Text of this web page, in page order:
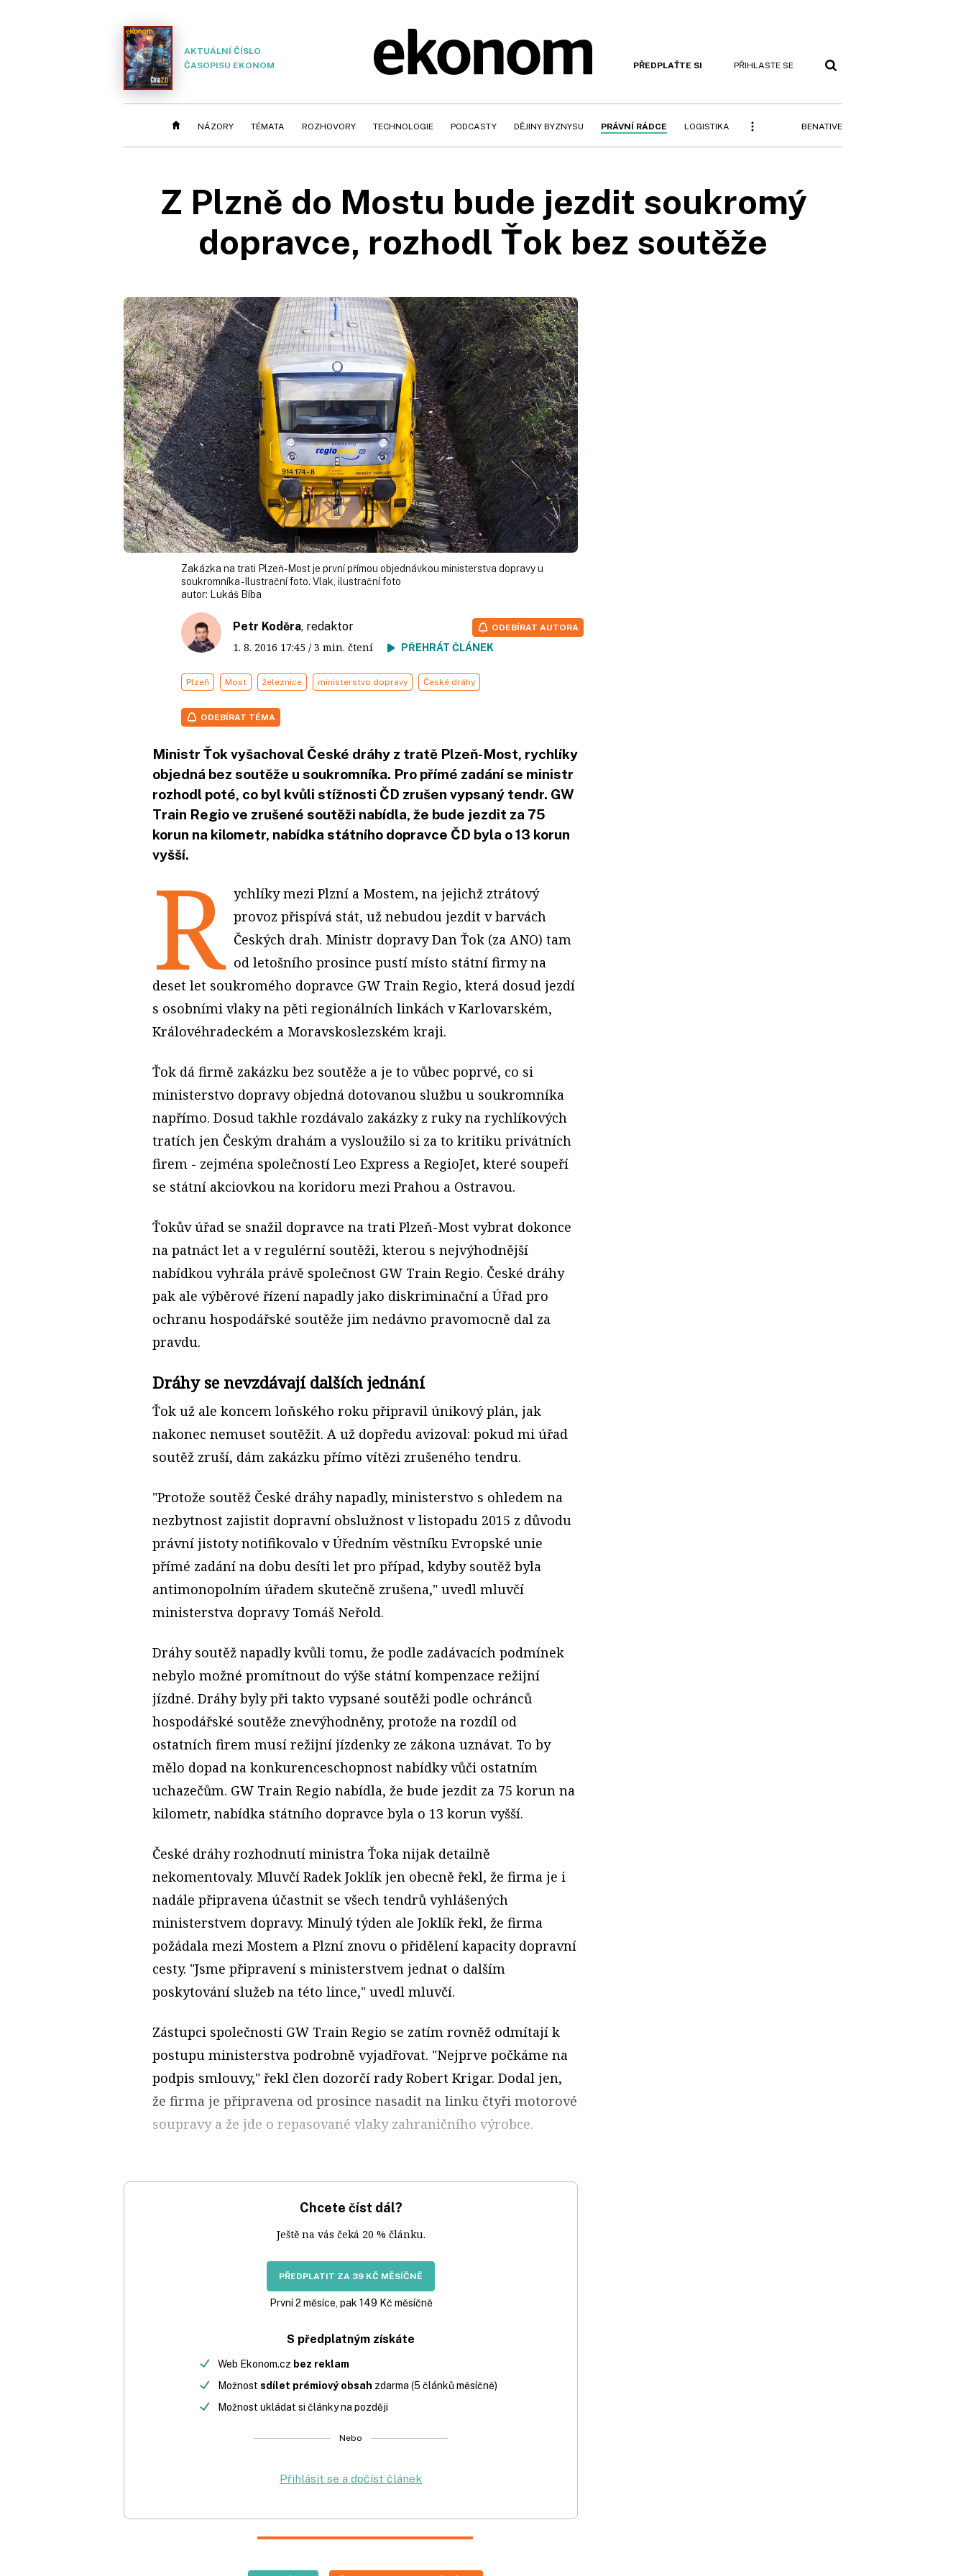
AKTUÁLNÍ ČÍSLO
ČASOPISU EKONOM
PŘEDPLAŤTE SI PŘIHLASTE SE
NÁZORY TÉMATA ROZHOVORY TECHNOLOGIE PODCASTY DĚJINY BYZNYSU PRÁVNÍ RÁDCE LOGISTIKA BENATIVE
Z Plzně do Mostu bude jezdit soukromý
dopravce, rozhodl Ťok bez soutěže
Zakázka na trati Plzeň-Most je první přímou objednávkou ministerstva dopravy u
soukromníka - Ilustrační foto. Vlak, ilustrační foto
autor: Lukáš Bíba
Petr Koděra, redaktor
1. 8. 2016 17:45 / 3 min. čtení PŘEHRÁT ČLÁNEK
ODEBÍRAT AUTORA
Plzeň Most železnice ministerstvo dopravy České dráhy
ODEBÍRAT TÉMA
Ministr Ťok vyšachoval České dráhy z tratě Plzeň-Most, rychlíky
objedná bez soutěže u soukromníka. Pro přímé zadání se ministr
rozhodl poté, co byl kvůli stížnosti ČD zrušen vypsaný tendr. GW
Train Regio ve zrušené soutěži nabídla, že bude jezdit za 75
korun na kilometr, nabídka státního dopravce ČD byla o 13 korun
vyšší.
R ychlíkymezi Plzní a Mostem, na jejichž ztrátový
provoz přispívá stát, už nebudou jezdit v barvách
Českých drah. Ministr dopravyDan Ťok (za ANO) tam
od letošního prosince pustí místo státní firmy na
deset let soukromého dopravce GW Train Regio, která dosud jezdí
s osobními vlaky na pěti regionálních linkách v Karlovarském,
Královéhradeckém a Moravskoslezském kraji.
Ťok dá firmě zakázku bez soutěže a je to vůbec poprvé, co si
ministerstvo dopravy objedná dotovanou službu u soukromníka
napřímo. Dosud takhle rozdávalo zakázky z ruky na rychlíkových
tratích jen Českým drahám a vysloužilo si za to kritiku privátních
firem - zejména společností Leo Express a RegioJet, které soupeří
se státní akciovkou na koridoru mezi Prahou a Ostravou.
Ťokův úřad se snažil dopravce na trati Plzeň-Most vybrat dokonce
na patnáct let a v regulérní soutěži, kterou s nejvýhodnější
nabídkou vyhrála právě společnost GW Train Regio. České dráhy
pak ale výběrové řízení napadly jako diskriminační a Úřad pro
ochranu hospodářské soutěže jim nedávno pravomocně dal za
pravdu.
Dráhy se nevzdávají dalších jednání
Ťok už ale koncem loňského roku připravil únikový plán, jak
nakonec nemuset soutěžit. A už dopředu avizoval: pokud mi úřad
soutěž zruší, dám zakázku přímo vítězi zrušeného tendru.
"Protože soutěž České dráhy napadly, ministerstvo s ohledem na
nezbytnost zajistit dopravní obslužnost v listopadu 2015 z důvodu
právní jistoty notifikovalo v Úředním věstníku Evropské unie
přímé zadání na dobu desíti let pro případ, kdyby soutěž byla
antimonopolním úřadem skutečně zrušena," uvedl mluvčí
ministerstva dopravy Tomáš Neřold.
Dráhy soutěž napadly kvůli tomu, že podle zadávacích podmínek
nebylo možné promítnout do výše státní kompenzace režijní
jízdné. Dráhy byly při takto vypsané soutěži podle ochránců
hospodářské soutěže znevýhodněny, protože na rozdíl od
ostatních firem musí režijní jízdenky ze zákona uznávat. To by
mělo dopad na konkurenceschopnost nabídky vůči ostatním
uchazečům. GW Train Regio nabídla, že bude jezdit za 75 korun na
kilometr, nabídka státního dopravce byla o 13 korun vyšší.
České dráhy rozhodnutí ministra Ťoka nijak detailně
nekomentovaly. Mluvčí Radek Joklík jen obecně řekl, že firma je i
nadále připravena účastnit se všech tendrů vyhlášených
ministerstvem dopravy. Minulý týden ale Joklík řekl, že firma
požádala mezi Mostem a Plzní znovu o přidělení kapacity dopravní
cesty. "Jsme připravení s ministerstvem jednat o dalším
poskytování služeb na této lince," uvedl mluvčí.
Zástupci společnosti GW Train Regio se zatím rovněž odmítají k
postupu ministerstva podrobně vyjadřovat. "Nejprve počkáme na
podpis smlouvy," řekl člen dozorčí rady Robert Krigar. Dodal jen,
že firma je připravena od prosince nasadit na linku čtyři motorové
soupravy a že jde o repasované vlaky zahraničního výrobce.
Chcete číst dál?
Ještě na vás čeká 20 % článku.
PŘEDPLATIT ZA 39 KČ MĚSÍČNĚ
První 2 měsíce, pak 149 Kč měsíčně
S předplatným získáte
Web Ekonom.cz bez reklam
Možnost sdílet prémiový obsah zdarma (5 článků měsíčně)
Možnost ukládat si články na později
Nebo
Přihlásit se a dočíst článek